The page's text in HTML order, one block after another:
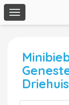
Toggle
navigation
Driehuis